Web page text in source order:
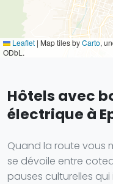
Leaflet | Map tiles byCarto,
ODbL.
Hôtels avec
électrique à
Quand la route vous
se dévoile entre
pauses culturelles